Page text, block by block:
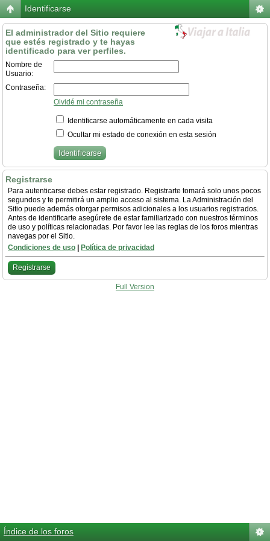
Identificarse
El administrador del Sitio requiere
que estés registrado y te hayas
identificado para ver perfiles.
Nombre de
Usuario:
Contraseña:
Olvidé mi contraseña
Identificarse automáticamente en cada visita
Ocultar mi estado de conexión en esta sesión
Registrarse
Para autenticarse debes estar registrado. Registrarte tomará solo unos pocos
segundos y te permitirá un amplio acceso al sistema. La Administración del
Sitio puede además otorgar permisos adicionales a los usuarios registrados.
Antes de identificarte asegúrete de estar familiarizado con nuestros términos
de uso y políticas relacionadas. Por favor lee las reglas de los foros mientras
navegas por el Sitio.
Condiciones de uso
Política de privacidad
Registrarse
Full Version
Índice de los foros